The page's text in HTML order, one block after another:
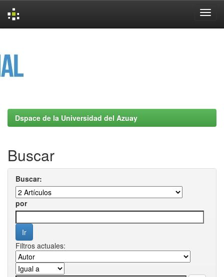
Dspace de la Universidad del Azuay
Buscar
Buscar:
por
Filtros actuales: